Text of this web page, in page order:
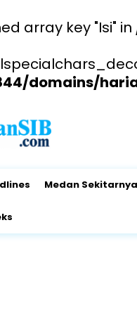
array key "Isi" in
domains/
Medan Sekitarnya